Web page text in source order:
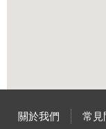
關於我們 常見